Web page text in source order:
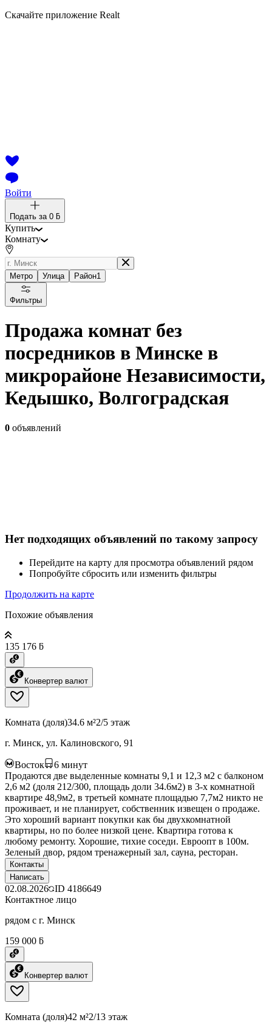
Скачайте приложение Realt
Войти
Подать за 0 ƃ
Купить
Комнату
Метро Улица Район1
Фильтры
Продажа комнат без
посредников в Минске в
микрорайоне Независимости,
Кедышко, Волгоградская
0 объявлений
Нет подходящих объявлений по такому запросу
Перейдите на карту для просмотра объявлений рядом
Попробуйте сбросить или изменить фильтры
Продолжить на карте
Похожие объявления
135 176 ƃ
Конвертер валют
Комната (доля)34.6 м²2/5 этаж
г. Минск, ул. Калиновского, 91
Восток 6 минут
Продаются две выделенные комнаты 9,1 и 12,3 м2 с балконом
2,6 м2 (доля 212/300, площадь доли 34.6м2) в 3-х комнатной
квартире 48,9м2, в третьей комнате площадью 7,7м2 никто не
проживает, и не планирует, собственник извещен о продаже.
Это хороший вариант покупки как бы двухкомнатной
квартиры, но по более низкой цене. Квартира готова к
любому ремонту. Хорошие, тихие соседи. Евроопт в 100м.
Зеленый двор, рядом тренажерный зал, сауна, ресторан.
Контакты
Написать
02.08.2026 ID 4186649
Контактное лицо
рядом с г. Минск
159 000 ƃ
Конвертер валют
Комната (доля)42 м²2/13 этаж